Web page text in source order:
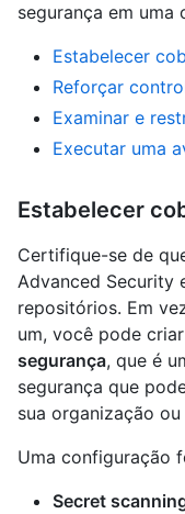
segurança em uma
Estabelecer
Reforçar
Examinar e
Executar uma
Estabelecer
Certifique-se de
Advanced Security
repositórios. Em
um, você pode
segurança, que é
segurança que
sua organização
Uma configuração
Secret